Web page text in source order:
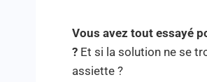
Vous avez tout essayé
? Et si la solution ne se
assiette ?